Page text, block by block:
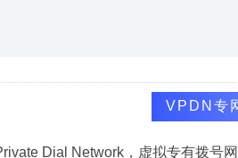
VPDN专
Dial Network，虚拟专有拨号